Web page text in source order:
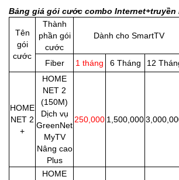
Bảng giá gói cước combo Internet+truyền
Tên
gói
cước
Thành
phần gói
cước
Dành cho SmartTV
Fiber 1 tháng 6 Tháng 12
HOME
NET 2
+
HOME
NET 2
(150M)
Dịch vụ
GreenNet
MyTV
Nâng cao
Plus
250,000 1,500,000
HOME